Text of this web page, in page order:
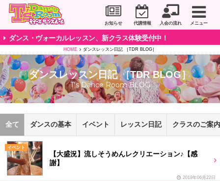
川崎市のダンススタジオ＆ボーカルスクール「
お知らせ 代講情報 入会の流れ メニュー
ダンス・ヴォーカルレッスン、新クラス体験受付中！
HOME ダンスレッスン日記 ［TDR BLOG］
ダンスレッスン日記 ［TDR BLOG］
T's Dance Room BLOG
全て ダンスの基本 イベント レッスン日記 クラスのご案内
イベント
【大盛況】流しそうめんレクリエーション♪【感
謝】
2019年06月22日